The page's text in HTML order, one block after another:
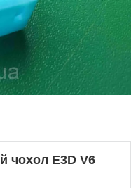
чохол E3D V6